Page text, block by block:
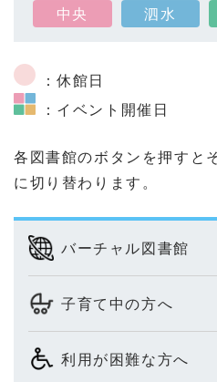
中央 泗水
：休館日
：イベント開催日
各図書館のボタンを押すと
に切り替わります。
バーチャル図書館
子育て中の方へ
利用が困難な方へ